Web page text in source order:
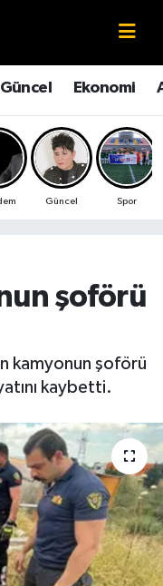
Güncel Ekonomi
Güncel Spor
şoförü
kamyonun şoförü
kaybetti.
Haritası